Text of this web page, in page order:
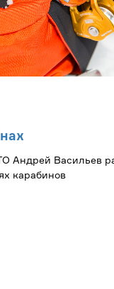
Андрей Васильев
карабинов